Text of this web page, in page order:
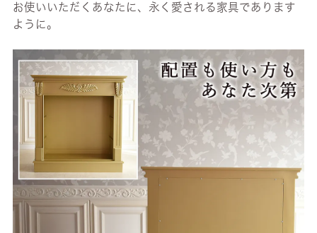
お使いいただくあなたに、永く愛される家具であります
ように。